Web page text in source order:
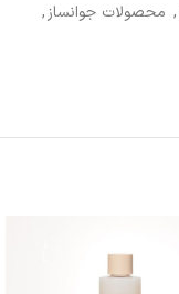
, محصولات جوانساز,